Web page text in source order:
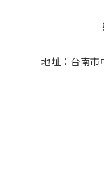
地址：台南市